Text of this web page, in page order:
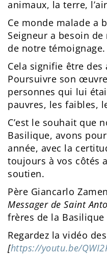
animaux, la terre,
Ce monde malade a
Seigneur a besoin
de notre témoignage.
Cela signifie être
Poursuivre son
personnes qui lui
pauvres, les faibles,
C’est le souhait que
Basilique, avons
année, avec la
toujours à vos côtés
soutien.
Père Giancarlo
Messager de Saint
frères de la Basilique
Regardez la vidéo
[https://youtu.be/